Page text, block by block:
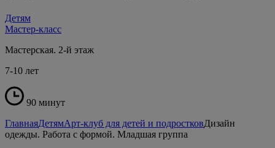
Детям
Мастер-класс
Мастерская. 2-й этаж
7-10 лет
90 минут
ГлавнаяДетямАрт-клуб для детей и подростковДизайн
одежды. Работа с формой. Младшая группа